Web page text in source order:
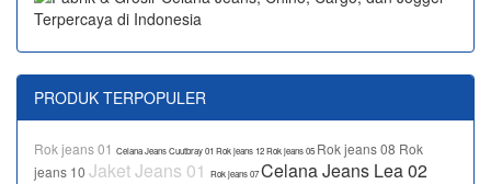
PRODUK TERPOPULER
Rok jeans 01 Celana Jeans Cuutbray 01 Rok jeans 12Rok jeans 05 Rok jeans 08 Rok
jeans 10 Jaket Jeans 01 Rok jeans 07Celana Jeans Lea 02